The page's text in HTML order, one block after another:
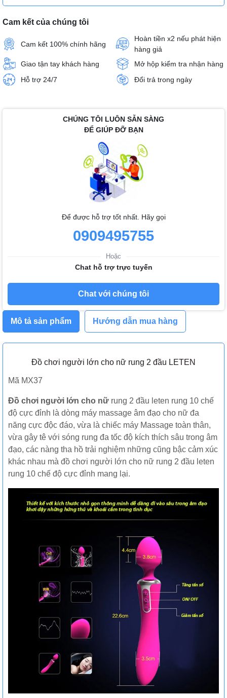
Cam kết của chúng tôi
Cam kết 100% chính hãng
Hoàn tiền x2 nếu phát hiện
hàng giả
Giao tận tay khách hàng
Mở hộp kiểm tra nhận hàng
Hỗ trợ 24/7
Đổi trả trong ngày
CHÚNG TÔI LUÔN SẴN SÀNG
ĐỂ GIÚP ĐỠ BẠN
Để được hỗ trợ tốt nhất. Hãy gọi
0909495755
Hoặc
Chat hỗ trợ trực tuyến
Chat với chúng tôi
Mô tả sản phẩm Hướng dẫn mua hàng
Đồ chơi người lớn cho nữ rung 2 đầu LETEN
Mã MX37
Đồ chơi người lớn cho nữ rung 2 đầu leten rung 10 chế
độ cực đỉnh là dòng máy massage âm đạo cho nữ đa
năng cực độc đáo, vừa là chiếc máy Massage toàn thân,
vừa gây tê với sóng rung đa tốc độ kích thích sâu trong âm
đạo, các nàng tha hồ trải nghiệm những cũng bậc cảm xúc
khác nhau mà đồ chơi người lớn cho nữ rung 2 đầu leten
rung 10 chế độ cực đỉnh mang lại.